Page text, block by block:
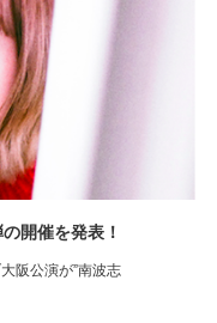
開催を発表！
阪公演が”南波志